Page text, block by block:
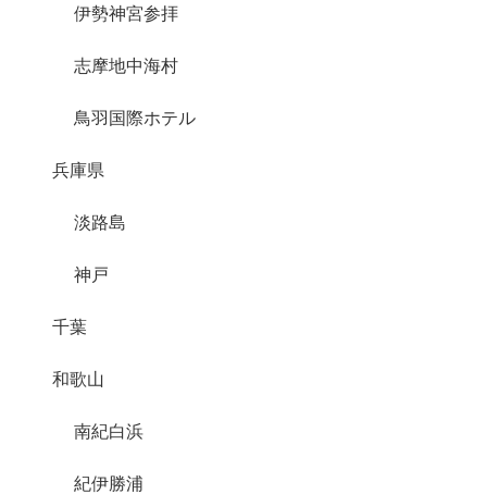
伊勢神宮参拝
志摩地中海村
鳥羽国際ホテル
兵庫県
淡路島
神戸
千葉
和歌山
南紀白浜
紀伊勝浦